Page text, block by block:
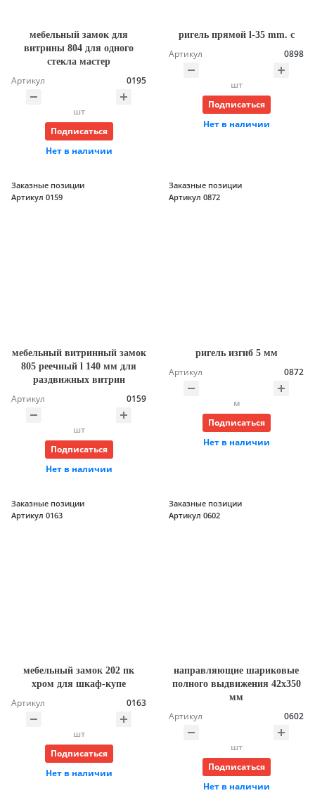
мебельный замок для
витрины 804 для одного
стекла мастер
Артикул 0195
шт
Подписаться
Нет в наличии
ригель прямой l-35 mm. c
Артикул 0898
шт
Подписаться
Нет в наличии
Заказные позиции
Артикул 0159
мебельный витринный замок
805 реечный l 140 мм для
раздвижных витрин
Артикул 0159
шт
Подписаться
Нет в наличии
Заказные позиции
Артикул 0872
ригель изгиб 5 мм
Артикул 0872
м
Подписаться
Нет в наличии
Заказные позиции
Артикул 0163
мебельный замок 202 пк
хром для шкаф-купе
Артикул 0163
шт
Подписаться
Нет в наличии
Заказные позиции
Артикул 0602
направляющие шариковые
полного выдвижения 42х350
мм
Артикул 0602
шт
Подписаться
Нет в наличии